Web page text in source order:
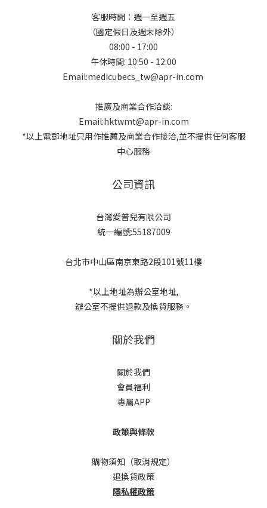
客服時間：週一至週五
（國定假日及週末除外）
08:00 - 17:00
午休時間: 10:50 - 12:00
Email:medicubecs_tw@apr-in.com
推廣及商業合作洽談:
Email:hktwmt@apr-in.com
*以上電郵地址只用作推薦及商業合作接洽,並不提供任何客服
中心服務
公司資訊
台灣愛普兒有限公司
統一編號:55187009
台北市中山區南京東路2段101號11樓
*以上地址為辦公室地址,
辦公室不提供退款及換貨服務。
關於我們
關於我們
會員福利
專屬APP
政策與條款
購物須知（取消規定）
退換貨政策
隱私權政策